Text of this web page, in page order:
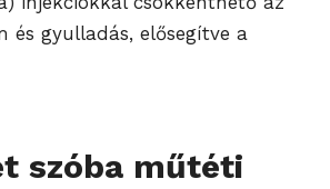
és gyulladás, elősegítve a
szóba műtéti